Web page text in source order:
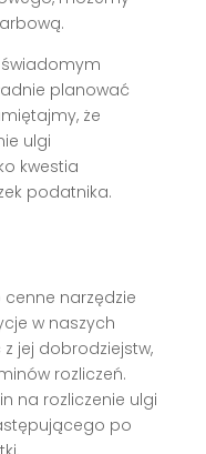
planować
że
ulgi
kwestia
podatnika.
cenne narzędzie
w naszych
jej dobrodziejstw,
rozliczeń.
na rozliczenie ulgi
po